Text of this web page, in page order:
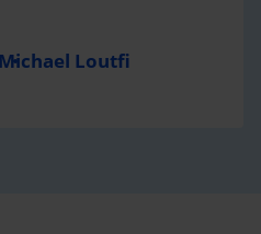
Loutfi